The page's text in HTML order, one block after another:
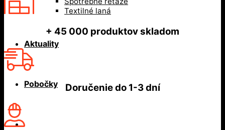
Textilné laná
Aktuality
Pobočky
+ 45 000 produktov skladom
Doručenie do1-3 dní